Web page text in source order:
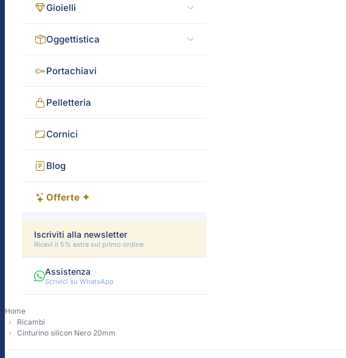
Gioielli
Oggettistica
Portachiavi
Pelletteria
Cornici
Blog
Offerte ✦
Iscriviti alla newsletter
Ricevi il 5% extra sul primo ordine
Assistenza
Scrivici su WhatsApp
Home
Ricambi
Cinturino silicon Nero 20mm